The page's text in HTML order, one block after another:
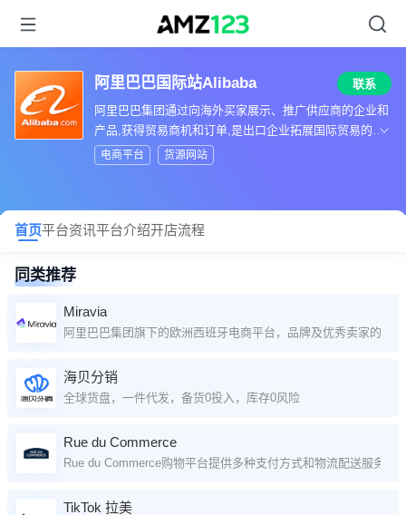
阿里巴巴国际站Alibaba
联系
阿里巴巴集团通过向海外买家展示、推广供应商的企业和
产品,获得贸易商机和订单,是出口企业拓展国际贸易的首
选网络平台之一
电商平台 货源网站
首页平台资讯平台介绍开店流程
同类推荐
Miravia
阿里巴巴集团旗下的欧洲西班牙电商平台，品牌及优秀卖家的品
海贝分销
全球货盘，一件代发，备货0投入，库存0风险
Rue du Commerce
Rue du Commerce购物平台提供多种支付方式和物流配送服务。
TikTok 拉美